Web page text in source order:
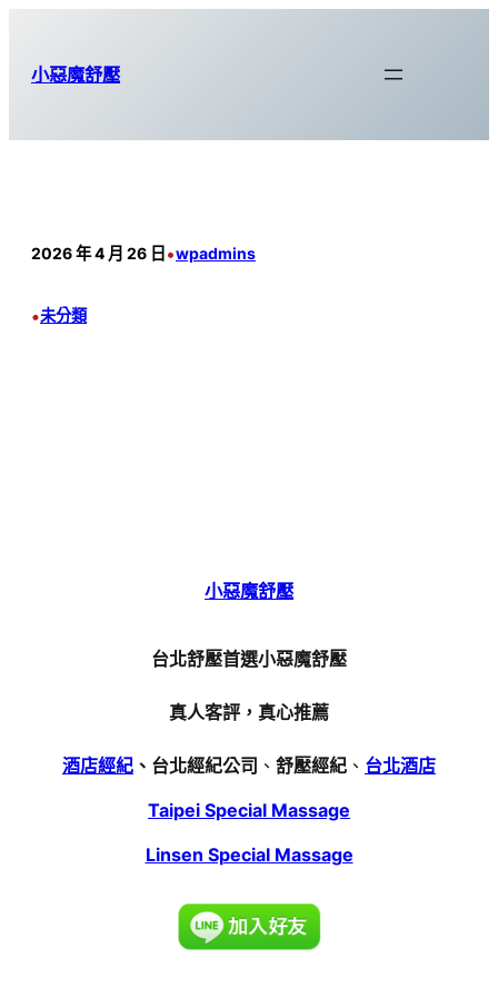
小惡魔舒壓
2026 年 4 月 26 日 •wpadmins
•未分類
小惡魔舒壓
台北舒壓首選小惡魔舒壓
真人客評，真心推薦
酒店經紀 、台北經紀公司 、 舒壓經紀 、 台北酒店
Taipei Special Massage
Linsen Special Massage